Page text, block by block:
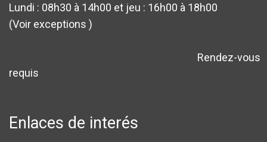
Lundi : 08h30 à 14h00 et jeu : 16h00 à 18h00
(Voir exceptions )
Rendez-vous
requis
Enlaces de interés